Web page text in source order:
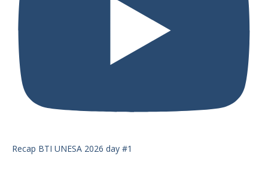
Recap BTI UNESA 2026 day #1